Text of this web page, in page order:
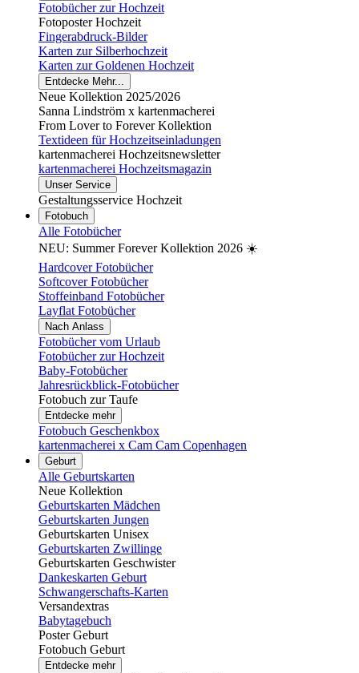
Fotobücher zur Hochzeit
Fotoposter Hochzeit
Fingerabdruck-Bilder
Karten zur Silberhochzeit
Karten zur Goldenen Hochzeit
Entdecke Mehr...
Neue Kollektion 2025/2026
Sanna Lindström x kartenmacherei
From Lover to Forever Kollektion
Textideen für Hochzeitseinladungen
kartenmacherei Hochzeitsnewsletter
kartenmacherei Hochzeitsmagazin
Unser Service
Gestaltungsservice Hochzeit
Fotobuch
Alle Fotobücher
NEU: Summer Forever Kollektion 2026 ☀️
Hardcover Fotobücher
Softcover Fotobücher
Stoffeinband Fotobücher
Layflat Fotobücher
Nach Anlass
Fotobücher vom Urlaub
Fotobücher zur Hochzeit
Baby-Fotobücher
Jahresrückblick-Fotobücher
Fotobuch zur Taufe
Entdecke mehr
Fotobuch Geschenkbox
kartenmacherei x Cam Cam Copenhagen
Geburt
Alle Geburtskarten
Neue Kollektion
Geburtskarten Mädchen
Geburtskarten Jungen
Geburtskarten Unisex
Geburtskarten Zwillinge
Geburtskarten Geschwister
Dankeskarten Geburt
Schwangerschafts-Karten
Versandextras
Babytagebuch
Poster Geburt
Fotobuch Geburt
Entdecke mehr